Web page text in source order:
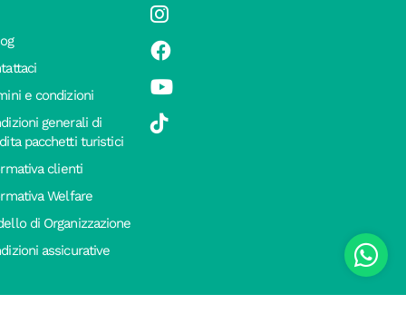
e condizioni
generali di
pacchetti turistici
clienti
Welfare
di Organizzazione
assicurative